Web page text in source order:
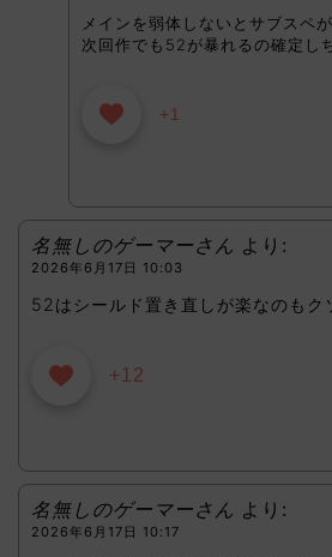
メインを弱体しないとサブスペ
次回作でも52が暴れるの確定し
+1
名無しのゲーマーさん より:
2026年6月17日 10:03
52はシールド置き直しが楽なのもク
+12
名無しのゲーマーさん より:
2026年6月17日 10:17